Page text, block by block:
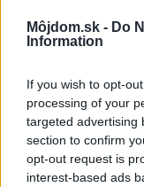
Môjdom.sk - Do
Information
If you wish to opt-
processing of your
targeted advertising
section to confirm
opt-out request is
interest-based ads
visiace zo stropu v
nádherný výhľad
Na druhej strane
architektúry –
„Vyzerá ako veľká